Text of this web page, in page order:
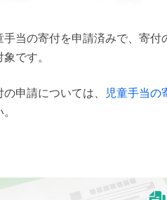
手当の寄付を申請済みで、寄
象です。
の申請については、 児童手当の